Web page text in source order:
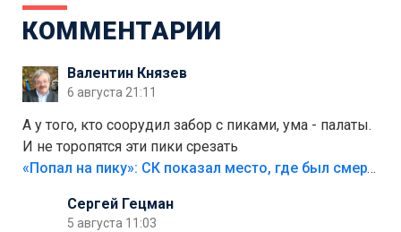
КОММЕНТАРИИ
Валентин Князев
6 августа 21:11
А у того, кто соорудил забор с пиками, ума - палаты.
И не торопятся эти пики срезать
«Попал на пику»: СК показал место, где был смертельно травмирован ребенок в Тольятти
Сергей Гецман
5 августа 11:03